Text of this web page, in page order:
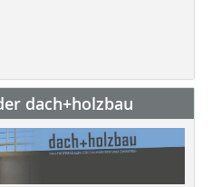
dach+holzbau